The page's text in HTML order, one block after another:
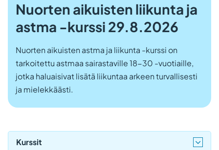
Nuorten aikuisten liikunta ja
astma -kurssi 29.8.2026
Nuorten aikuisten astma ja liikunta -kurssi on
tarkoitettu astmaa sairastaville 18-30 -vuotiaille,
jotka haluaisivat lisätä liikuntaa arkeen turvallisesti
ja mielekkäästi.
Kurssit